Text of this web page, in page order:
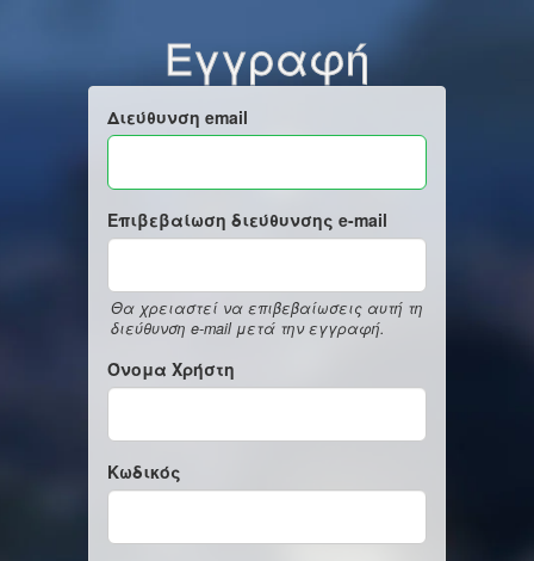
Εγγραφή
Διεύθυνση email
Επιβεβαίωση διεύθυνσης e-mail
Θα χρειαστεί να επιβεβαίωσεις αυτή τη
διεύθυνση e-mail μετά την εγγραφή.
Όνομα Χρήστη
Κωδικός